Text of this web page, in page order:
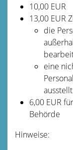
10,00 EUR
13,00 EUR
die
eine
ausstellt
6,00EUR
Behörde
Hinweise: